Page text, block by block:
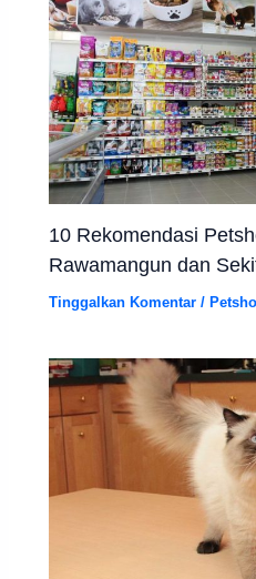
10 Rekomendasi
Rawamangun dan
Tinggalkan Komentar /